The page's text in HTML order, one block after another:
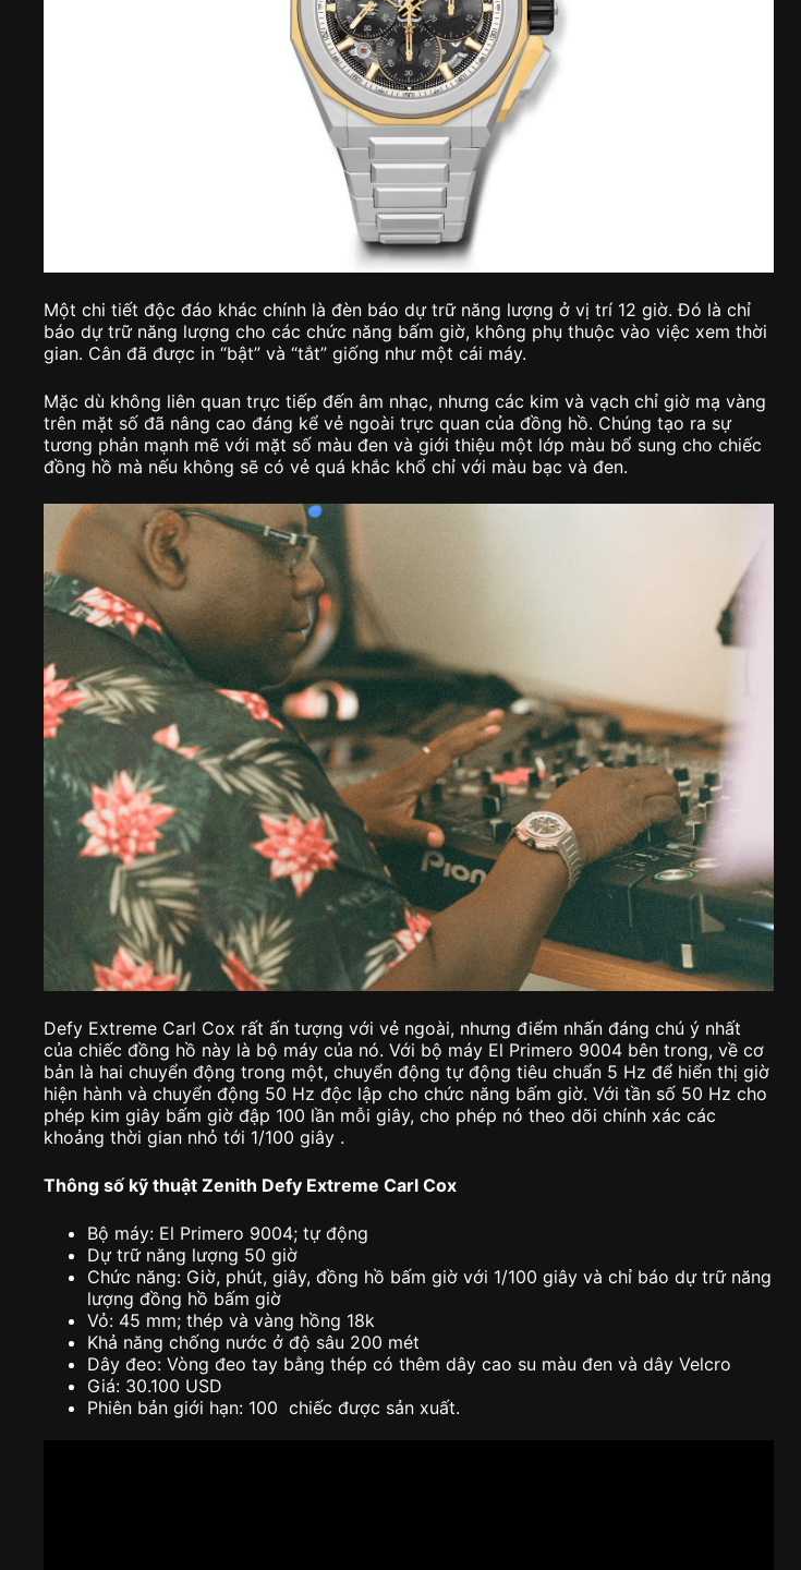
Một chi tiết độc đáo khác chính là đèn báo dự trữ năng lượng ở vị trí 12 giờ. Đó là chỉ
báo dự trữ năng lượng cho các chức năng bấm giờ, không phụ thuộc vào việc xem thời
gian. Cân đã được in “bật” và “tắt” giống như một cái máy.
Mặc dù không liên quan trực tiếp đến âm nhạc, nhưng các kim và vạch chỉ giờ mạ vàng
trên mặt số đã nâng cao đáng kể vẻ ngoài trực quan của đồng hồ. Chúng tạo ra sự
tương phản mạnh mẽ với mặt số màu đen và giới thiệu một lớp màu bổ sung cho chiếc
đồng hồ mà nếu không sẽ có vẻ quá khắc khổ chỉ với màu bạc và đen.
Defy Extreme Carl Cox rất ấn tượng với vẻ ngoài, nhưng điểm nhấn đáng chú ý nhất
của chiếc đồng hồ này là bộ máy của nó. Với bộ máy El Primero 9004 bên trong, về cơ
bản là hai chuyển động trong một, chuyển động tự động tiêu chuẩn 5 Hz để hiển thị giờ
hiện hành và chuyển động 50 Hz độc lập cho chức năng bấm giờ. Với tần số 50 Hz cho
phép kim giây bấm giờ đập 100 lần mỗi giây, cho phép nó theo dõi chính xác các
khoảng thời gian nhỏ tới 1/100 giây .
Thông số kỹ thuật Zenith Defy Extreme Carl Cox
Bộ máy: El Primero 9004; tự động
Dự trữ năng lượng 50 giờ
Chức năng: Giờ, phút, giây, đồng hồ bấm giờ với 1/100 giây và chỉ báo dự trữ năng
lượng đồng hồ bấm giờ
Vỏ: 45 mm; thép và vàng hồng 18k
Khả năng chống nước ở độ sâu 200 mét
Dây đeo: Vòng đeo tay bằng thép có thêm dây cao su màu đen và dây Velcro
Giá: 30.100 USD
Phiên bản giới hạn: 100 chiếc được sản xuất.